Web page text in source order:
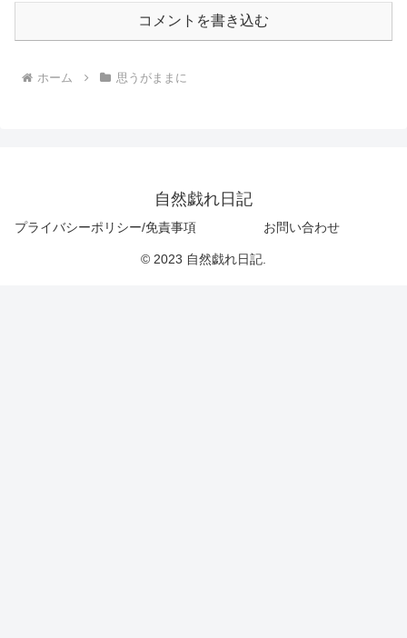
コメントを書き込む
ホーム 思うがままに
自然戯れ日記
プライバシーポリシー/免責事項 お問い合わせ
© 2023 自然戯れ日記.